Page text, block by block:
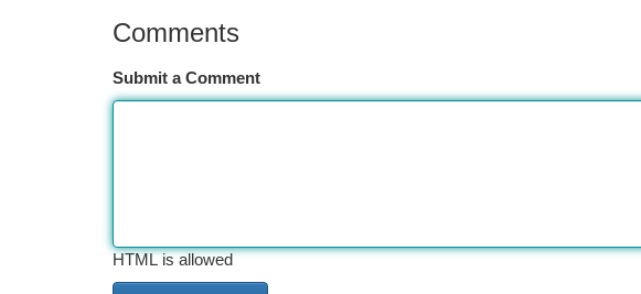
Comments
Submit a Comment
HTML is allowed